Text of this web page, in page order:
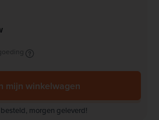
mijn winkelwagen
morgen geleverd!